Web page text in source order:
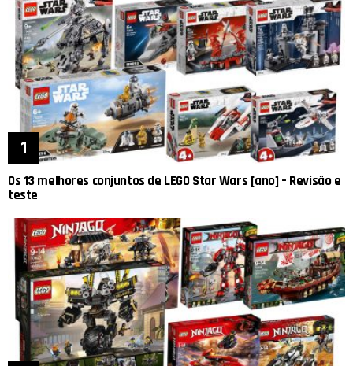
Os 13 melhores conjuntos de LEGO Star Wars [ano] – Revisão e
teste